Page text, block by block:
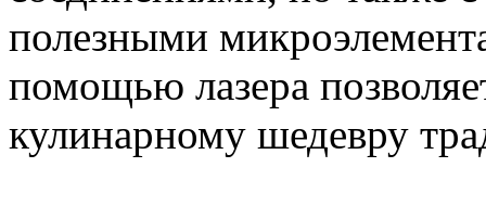
полезными
помощью лазера
кулинарному шедевру